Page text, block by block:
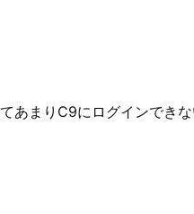
あまりC9にログインできな